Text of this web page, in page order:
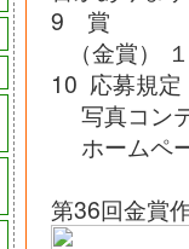
9 賞
（金賞）
10 応募規
写真コン
ホームペ
第36回金賞